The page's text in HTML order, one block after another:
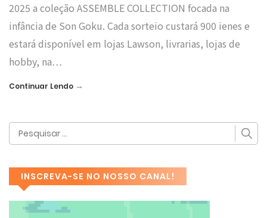
2025 a coleção ASSEMBLE COLLECTION focada na
infância de Son Goku. Cada sorteio custará 900 ienes e
estará disponível em lojas Lawson, livrarias, lojas de
hobby, na…
Continuar Lendo →
INSCREVA-SE NO NOSSO CANAL!